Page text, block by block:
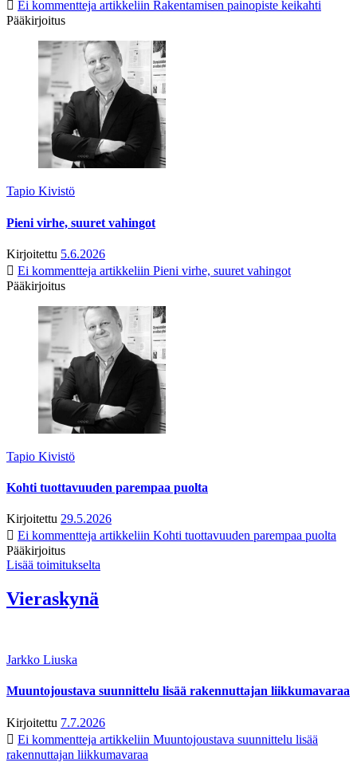
Ei kommentteja artikkeliin Rakentamisen painopiste keikahti
Pääkirjoitus
Tapio Kivistö
Pieni virhe, suuret vahingot
Kirjoitettu 5.6.2026
Ei kommentteja artikkeliin Pieni virhe, suuret vahingot
Pääkirjoitus
Tapio Kivistö
Kohti tuottavuuden parempaa puolta
Kirjoitettu 29.5.2026
Ei kommentteja artikkeliin Kohti tuottavuuden parempaa puolta
Pääkirjoitus
Lisää toimitukselta
Vieraskynä
Jarkko Liuska
Muuntojoustava suunnittelu lisää rakennuttajan liikkumavaraa
Kirjoitettu 7.7.2026
Ei kommentteja artikkeliin Muuntojoustava suunnittelu lisää
rakennuttajan liikkumavaraa